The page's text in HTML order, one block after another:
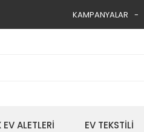
KAMPANYALAR
ALETLERİ EV TEKSTİLİ